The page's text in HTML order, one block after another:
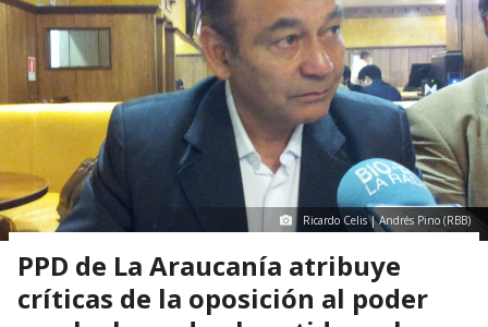
Ricardo Celis | Andrés Pino (RBB)
PPD de La Araucanía atribuye
críticas de la oposición al poder